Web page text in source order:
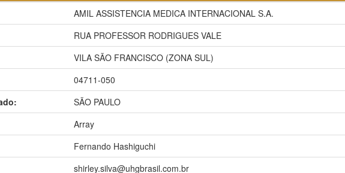
AMIL ASSISTENCIA MEDICA INTERNACIONAL S.A.
RUA PROFESSOR RODRIGUES VALE
VILA SÃO FRANCISCO (ZONA SUL)
04711-050
SÃO PAULO
Array
Fernando Hashiguchi
shirley.silva@uhgbrasil.com.br